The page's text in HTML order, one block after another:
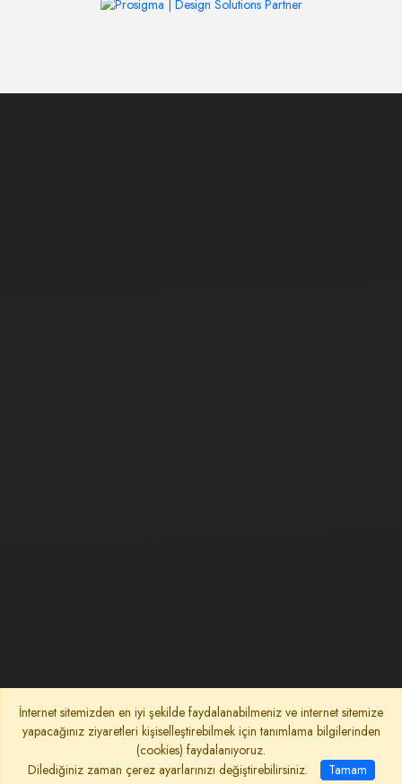
İnternet sitemizden en iyi şekilde faydalanabilmeniz ve internet sitemize
yapacağınız ziyaretleri kişiselleştirebilmek için tanımlama bilgilerinden
(cookies) faydalanıyoruz.
Dilediğiniz zaman çerez ayarlarınızı değiştirebilirsiniz.
Tamam